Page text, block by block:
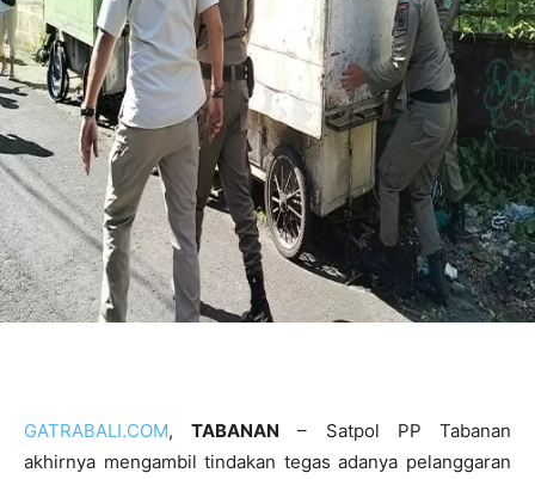
GATRABALI.COM,TABANAN – Satpol PP Tabanan
akhirnya mengambil tindakan tegas adanya pelanggaran